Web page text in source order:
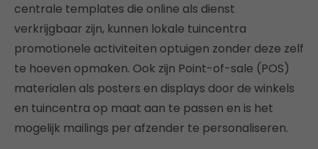
centrale templates die online als dienst
verkrijgbaar zijn, kunnen lokale tuincentra
promotionele activiteiten optuigen zonder deze zelf
te hoeven opmaken. Ook zijn Point-of-sale (POS)
materialen als posters en displays door de winkels
en tuincentra op maat aan te passen en is het
mogelijk mailings per afzender te personaliseren.